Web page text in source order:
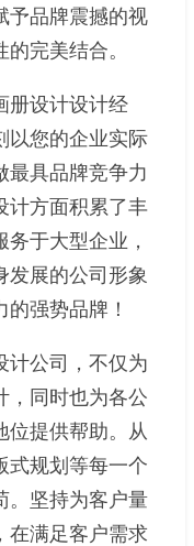
予品牌震撼的视
完美结合。
册设计设计经
以您的企业实际
最具品牌竞争力
计方面积累了丰
于大型企业，
发展的公司形象
强势品牌！
计公司，不仅为
，同时也为各公
位提供帮助。从
式规划等每一个
。坚持为客户量
在满足客户需求